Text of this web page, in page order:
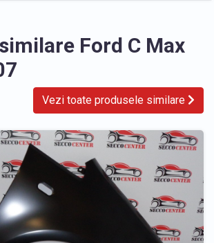
Ford C Max
Vezi toate produsele similare